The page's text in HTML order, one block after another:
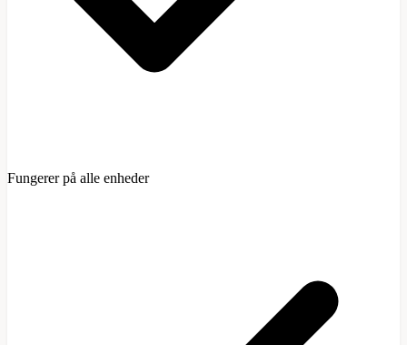
Fungerer på alle enheder